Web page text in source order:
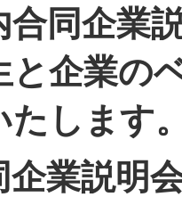
合同企業
と企業の
たします
企業説明